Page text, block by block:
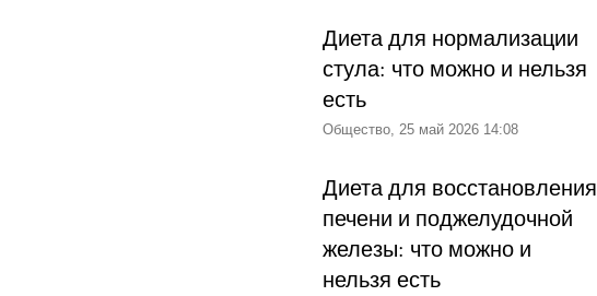
Диета для нормализации
стула: что можно и нельзя
есть
Общество, 25 май 2026 14:08
Диета для восстановления
печени и поджелудочной
железы: что можно и
нельзя есть